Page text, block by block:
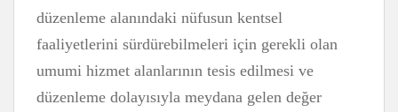
düzenleme alanındaki nüfusun kentsel
faaliyetlerini sürdürebilmeleri için gerekli olan
umumi hizmet alanlarının tesis edilmesi ve
düzenleme dolayısıyla meydana gelen değer